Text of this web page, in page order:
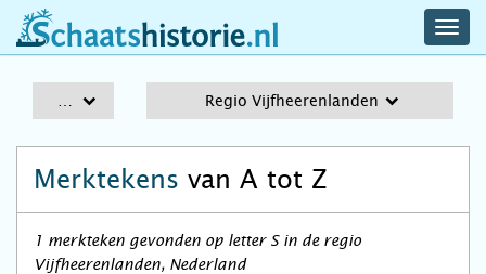
schaatshistorie.nl
Regio Vijfheerenlanden
Merktekens van A tot Z
1 merkteken gevonden op letter S in de regio
Vijfheerenlanden, Nederland